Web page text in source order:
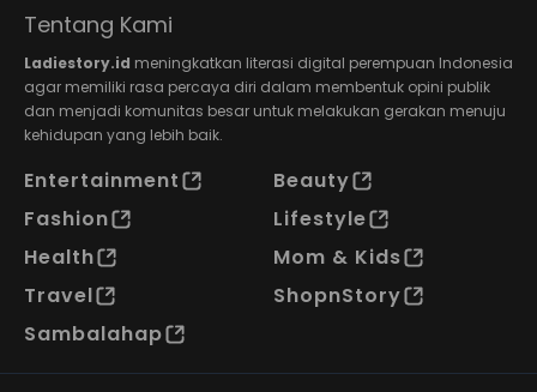
Tentang Kami
Ladiestory.id meningkatkan literasi digital perempuan Indonesia
agar memiliki rasa percaya diri dalam membentuk opini publik
dan menjadi komunitas besar untuk melakukan gerakan menuju
kehidupan yang lebih baik.
Entertainment
Beauty
Fashion
Lifestyle
Health
Mom & Kids
Travel
ShopnStory
Sambalahap